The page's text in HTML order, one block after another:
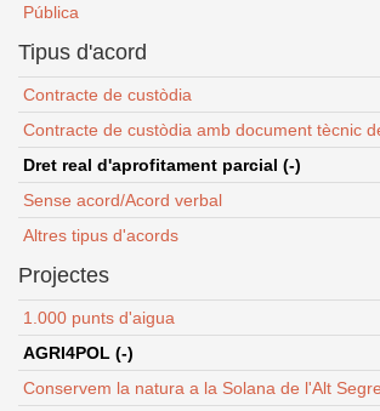
Pública
Tipus d'acord
Contracte de custòdia
Contracte de custòdia amb document tècnic
Dret real d'aprofitament parcial (-)
Sense acord/Acord verbal
Altres tipus d'acords
Projectes
1.000 punts d'aigua
AGRI4POL (-)
Conservem la natura a la Solana de l'Alt